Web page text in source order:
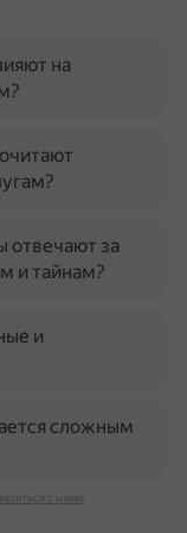
на
отвечают за
и тайнам?
и
сложным
с нами